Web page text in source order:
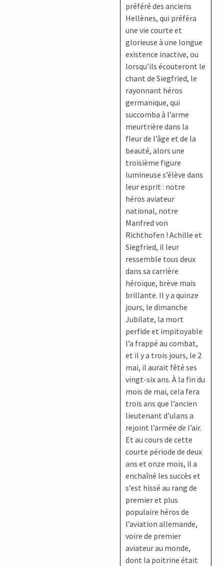
préféré des anciens
Hellènes, qui préféra
une vie courte et
glorieuse à une longue
existence inactive, ou
lorsqu’ils écouteront le
chant de Siegfried, le
rayonnant héros
germanique, qui
succomba à l’arme
meurtrière dans la
fleur de l’âge et de la
beauté, alors une
troisième figure
lumineuse s’élève dans
leur esprit : notre
héros aviateur
national, notre
Manfred von
Richthofen ! Achille et
Siegfried, il leur
ressemble tous deux
dans sa carrière
héroïque, brève mais
brillante. Il y a quinze
jours, le dimanche
Jubilate, la mort
perfide et impitoyable
l’a frappé au combat,
et il y a trois jours, le 2
mai, il aurait fêté ses
vingt-six ans. À la fin du
mois de mai, cela fera
trois ans que l’ancien
lieutenant d’ulans a
rejoint l’armée de l’air.
Et au cours de cette
courte période de deux
ans et onze mois, il a
enchaîné les succès et
s’est hissé au rang de
premier et plus
populaire héros de
l’aviation allemande,
voire de premier
aviateur au monde,
dont la poitrine était